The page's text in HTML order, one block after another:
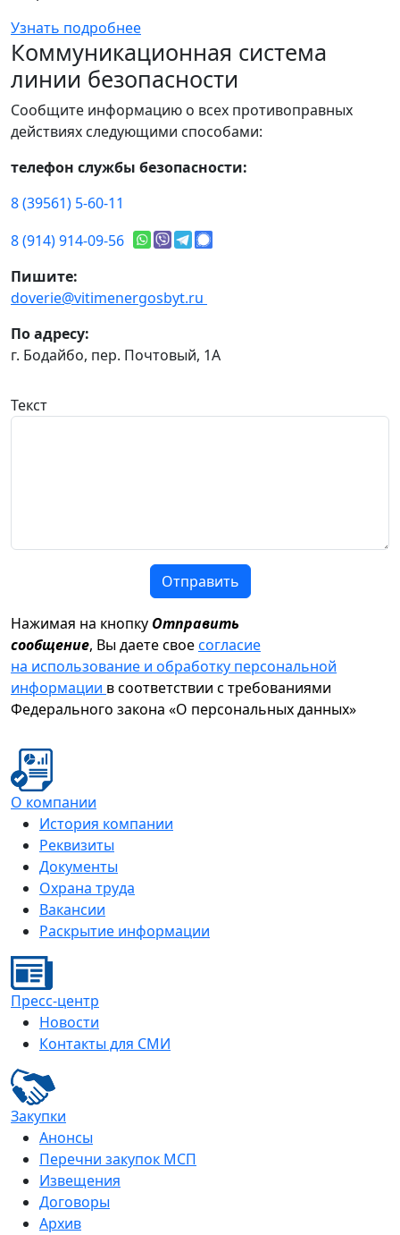
Узнать подробнее
Коммуникационная система
линии безопасности
Сообщите информацию о всех противоправных
действиях следующими способами:
телефон службы безопасности:
8 (39561) 5-60-11
8 (914) 914-09-56
Пишите:
doverie@vitimenergosbyt.ru
По адресу:
г. Бодайбо, пер. Почтовый, 1А
Текст
Отправить
Нажимая на кнопку Отправить
сообщение, Вы даете своесогласие
на использование и обработку персональной
информации в соответствии с требованиями
Федерального закона «О персональных данных»
О компании
История компании
Реквизиты
Документы
Охрана труда
Вакансии
Раскрытие информации
Пресс-центр
Новости
Контакты для СМИ
Закупки
Анонсы
Перечни закупок МСП
Извещения
Договоры
Архив